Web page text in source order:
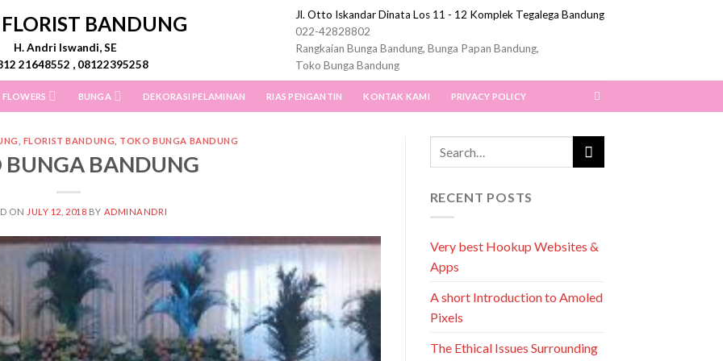
BANDUNG
H. Andri Iswandi, SE
21648552 , 08122395258
Jl. Otto Iskandar Dinata Los 11 - 12 Komplek Tegalega Bandung
022-42828802
Rangkaian Bunga Bandung, Bunga Papan Bandung,
Toko Bunga Bandung
BUNGA DEKORASI PELAMINAN RIAS PENGANTIN KONTAK KAMI PRIVACY POLICY
FLORIST BANDUNG TOKO BUNGA BANDUNG
BUNGA BANDUNG
ON JULY 12, 2018 BY ADMINANDRI
RECENT POSTS
Very best Hookup Websites &
Apps
A short Introduction to Amoled
Pixels
The Ethical Issues Surrounding